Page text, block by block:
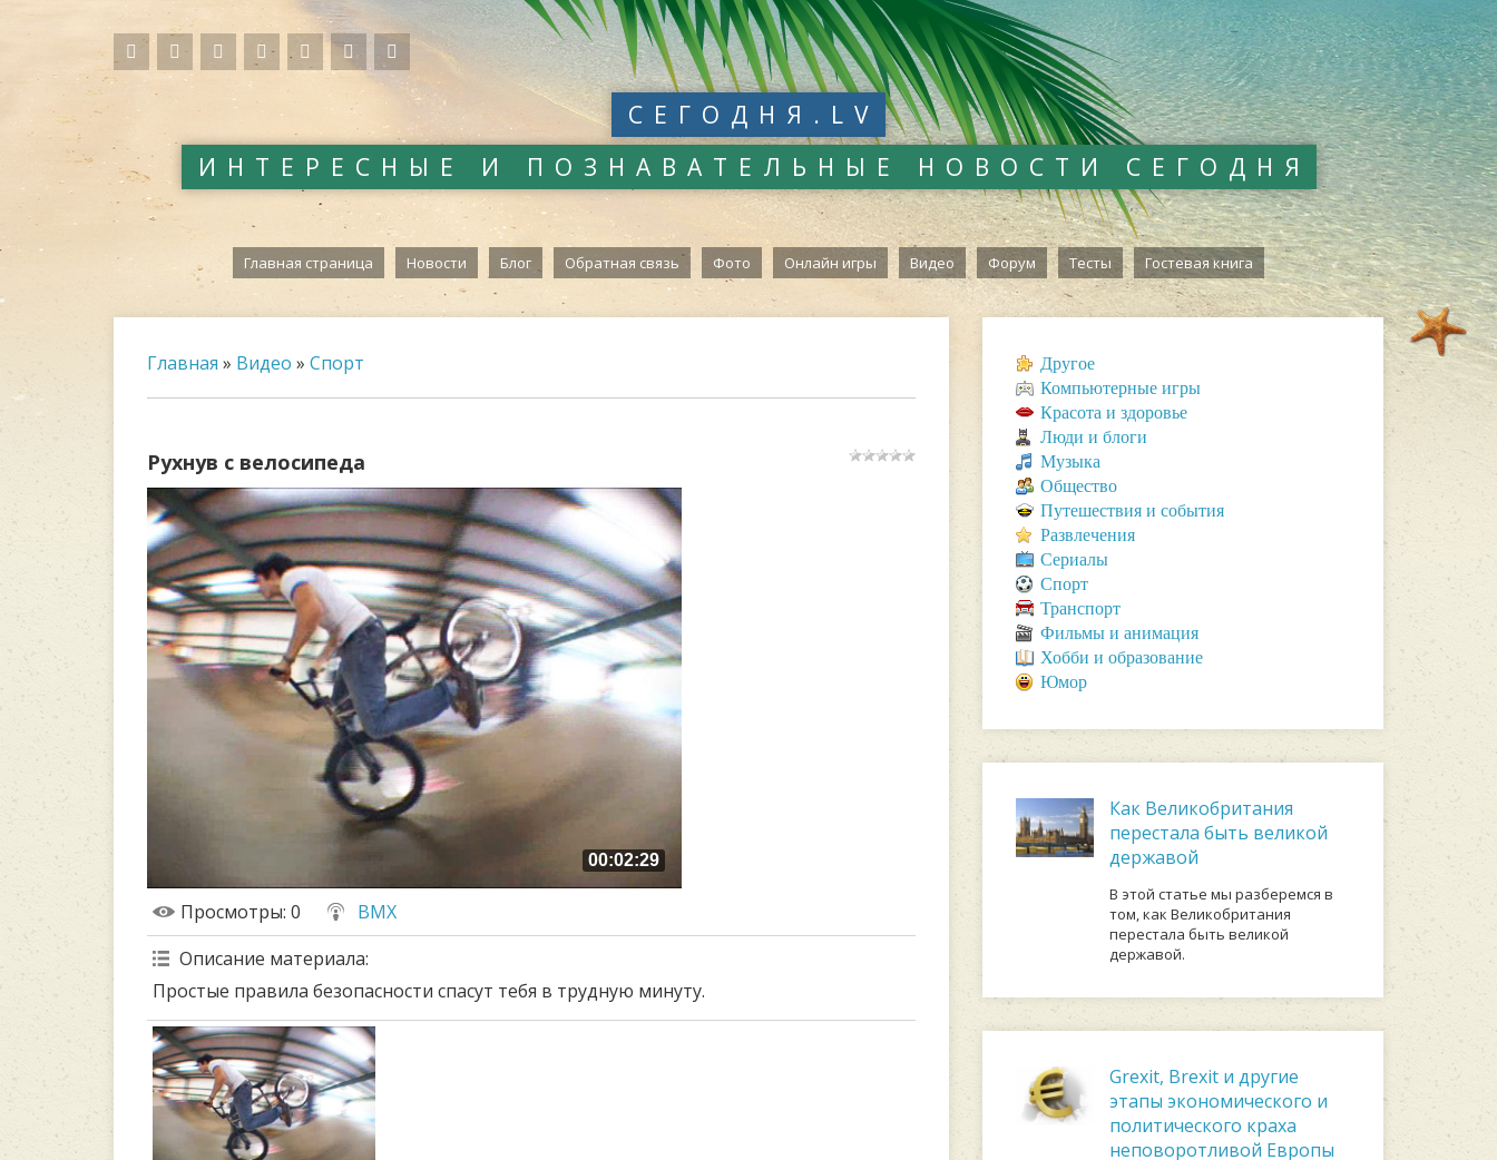
СЕГОДНЯ.LV
ИНТЕРЕСНЫЕ И ПОЗНАВАТЕЛЬНЫЕ НОВОСТИ СЕГОДНЯ
Главная страница Новости Блог Обратная связь Фото Онлайн игры Видео Форум Тесты Гостевая книга
Главная » Видео » Спорт
Рухнув с велосипеда
00:02:29
Просмотры: 0
BMX
Описание материала:
Простые правила безопасности спасут тебя в трудную минуту.
Другое
Компьютерные игры
Красота и здоровье
Люди и блоги
Музыка
Общество
Путешествия и события
Развлечения
Сериалы
Спорт
Транспорт
Фильмы и анимация
Хобби и образование
Юмор
Как Великобритания
перестала быть великой
державой
В этой статье мы разберемся в
том, как Великобритания
перестала быть великой
державой.
Grexit, Brexit и другие
этапы экономического и
политического краха
неповоротливой Европы